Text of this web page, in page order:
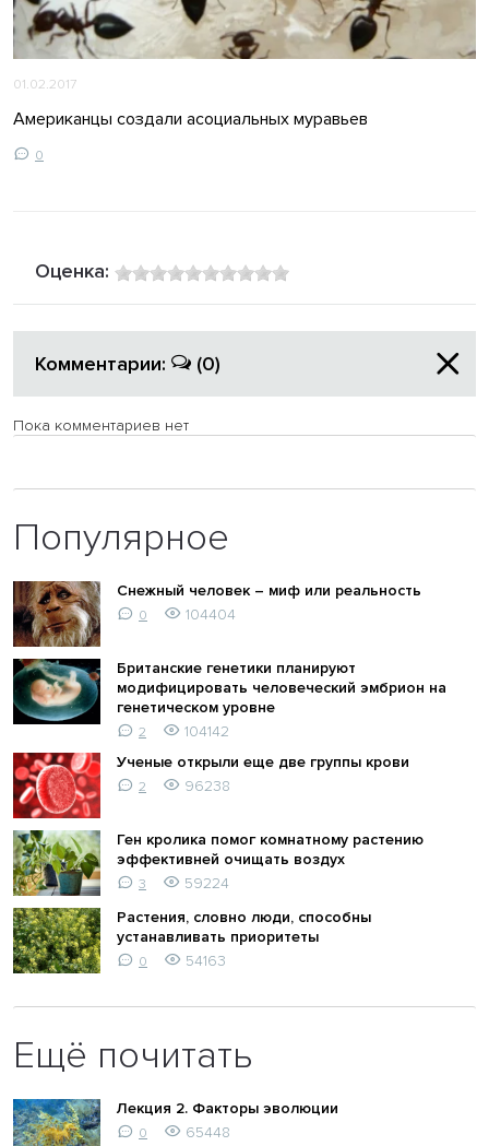
01.02.2017
Американцы создали асоциальных муравьев
0
Оценка:
Комментарии: (0)
Пока комментариев нет
Популярное
Снежный человек – миф или реальность
0 104404
Британские генетики планируют
модифицировать человеческий эмбрион на
генетическом уровне
2
104142
Ученые открыли еще две группы крови
2 96238
Ген кролика помог комнатному растению
эффективней очищать воздух
3
59224
Растения, словно люди, способны
устанавливать приоритеты
0 54163
Ещё почитать
Лекция 2. Факторы эволюции
0 65448